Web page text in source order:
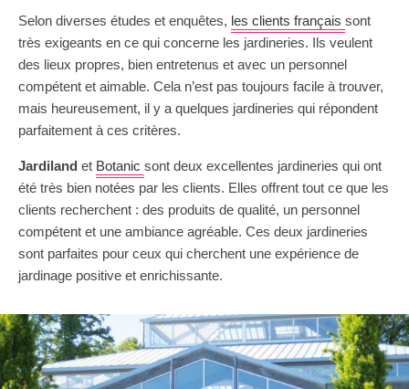
Selon diverses études et enquêtes, les clients français sont
très exigeants en ce qui concerne les jardineries. Ils veulent
des lieux propres, bien entretenus et avec un personnel
compétent et aimable. Cela n’est pas toujours facile à trouver,
mais heureusement, il y a quelques jardineries qui répondent
parfaitement à ces critères.
Jardiland et Botanic sont deux excellentes jardineries qui ont
été très bien notées par les clients. Elles offrent tout ce que les
clients recherchent : des produits de qualité, un personnel
compétent et une ambiance agréable. Ces deux jardineries
sont parfaites pour ceux qui cherchent une expérience de
jardinage positive et enrichissante.